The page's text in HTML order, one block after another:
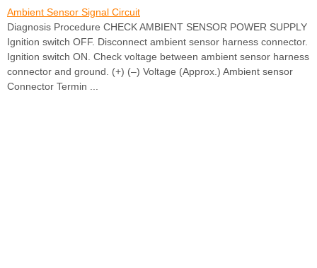
Ambient Sensor Signal Circuit
Diagnosis Procedure CHECK AMBIENT SENSOR POWER SUPPLY
Ignition switch OFF. Disconnect ambient sensor harness connector.
Ignition switch ON. Check voltage between ambient sensor harness
connector and ground. (+) (–) Voltage (Approx.) Ambient sensor
Connector Termin ...